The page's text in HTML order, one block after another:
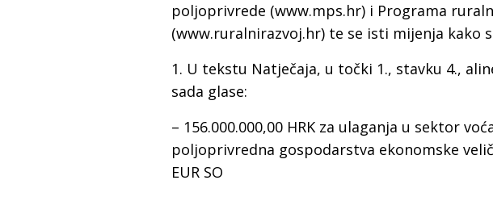
poljoprivrede (www.mps.hr) i Programa
(www.ruralnirazvoj.hr) te se isti mijenja kako
1. U tekstu Natječaja, u točki 1., stavku 4.,
sada glase:
– 156.000.000,00 HRK za ulaganja u sektor
poljoprivredna gospodarstva ekonomske
EUR SO